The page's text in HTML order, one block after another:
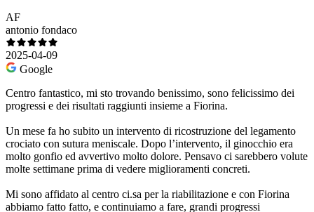
AF
antonio fondaco
2025-04-09
Google
Centro fantastico, mi sto trovando benissimo, sono felicissimo dei
progressi e dei risultati raggiunti insieme a Fiorina.
Un mese fa ho subito un intervento di ricostruzione del legamento
crociato con sutura meniscale. Dopo l’intervento, il ginocchio era
molto gonfio ed avvertivo molto dolore. Pensavo ci sarebbero volute
molte settimane prima di vedere miglioramenti concreti.
Mi sono affidato al centro ci.sa per la riabilitazione e con Fiorina
abbiamo fatto fatto, e continuiamo a fare, grandi progressi